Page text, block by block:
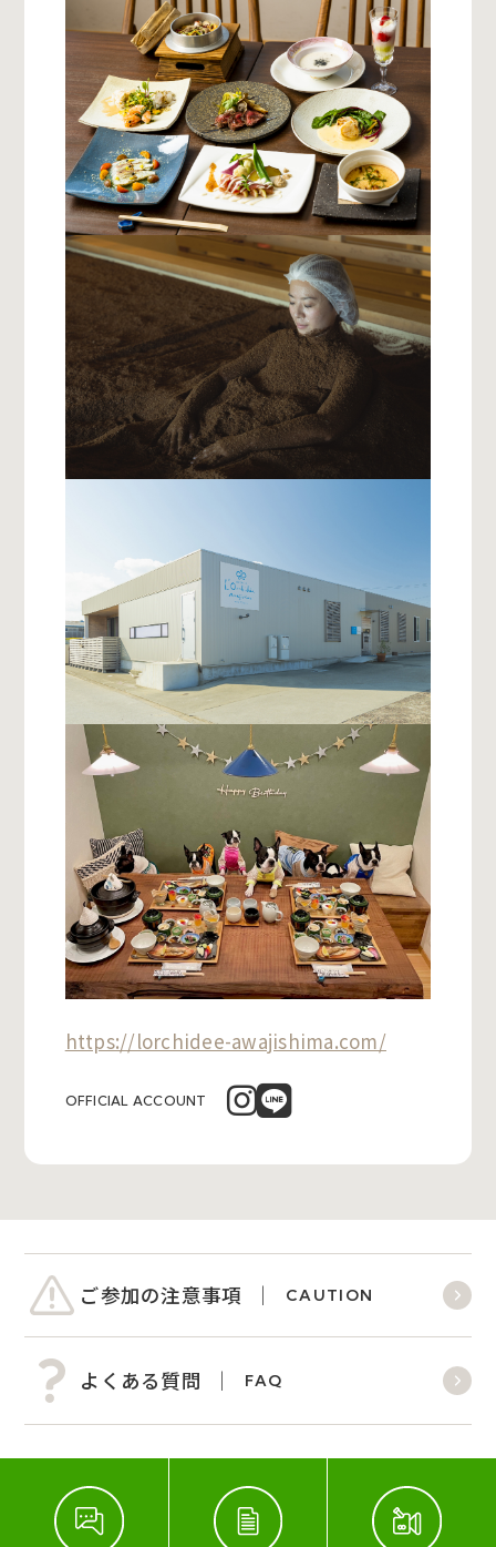
https://lorchidee-awajishima.com/
OFFICIAL ACCOUNT
ご参加の注意事項 CAUTION
よくある質問 FAQ